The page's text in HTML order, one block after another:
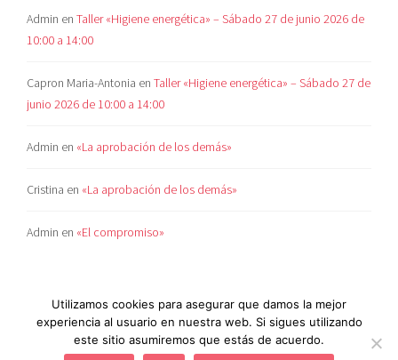
Admin enTaller «Higiene energética» – Sábado 27 de junio 2026 de
10:00 a 14:00
Capron Maria-Antonia enTaller «Higiene energética» – Sábado 27 de
junio 2026 de 10:00 a 14:00
Admin en «La aprobación de los demás»
Cristina en «La aprobación de los demás»
Admin en «El compromiso»
Utilizamos cookies para asegurar que damos la mejor
experiencia al usuario en nuestra web. Si sigues utilizando
este sitio asumiremos que estás de acuerdo.